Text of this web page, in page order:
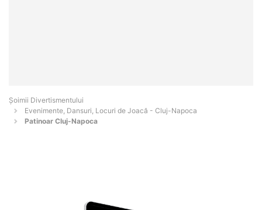
Şoimii Divertismentului
Evenimente, Dansuri, Locuri de Joacă - Cluj-Napoca
Patinoar Cluj-Napoca